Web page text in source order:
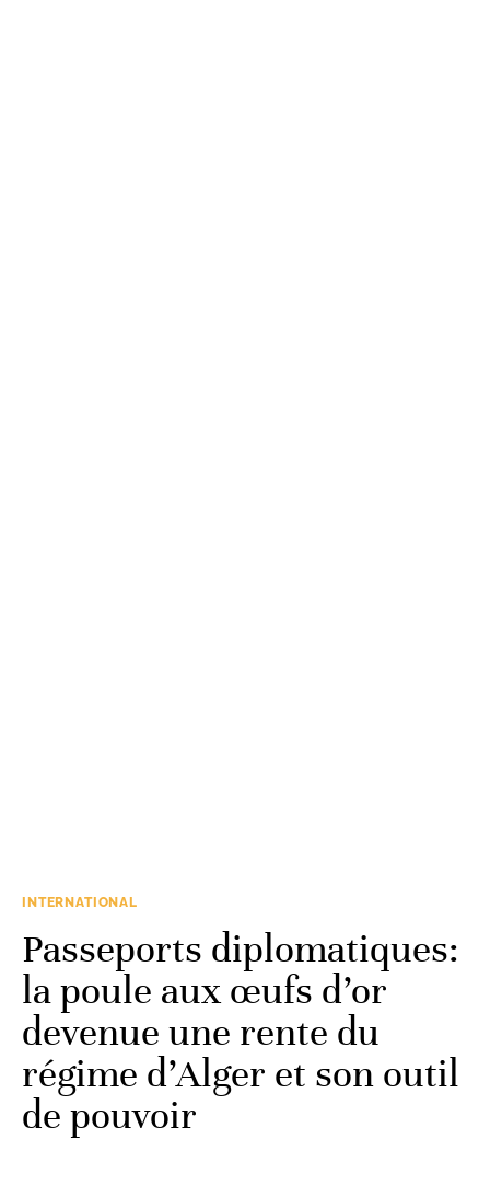
INTERNATIONAL
Passeports diplomatiques:
la poule aux œufs d’or
devenue une rente du
régime d’Alger et son outil
de pouvoir